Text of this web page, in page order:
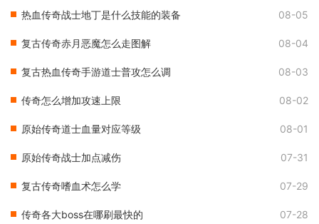
热血传奇战士地丁是什么技能的装备 08-05
复古传奇赤月恶魔怎么走图解 08-04
复古热血传奇手游道士普攻怎么调 08-03
传奇怎么增加攻速上限 08-02
原始传奇道士血量对应等级 08-01
原始传奇战士加点减伤 07-31
复古传奇嗜血术怎么学 07-29
传奇各大boss在哪刷最快的 07-28